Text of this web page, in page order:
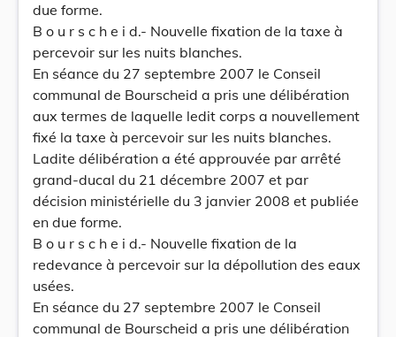
due forme.
B o u r s c h e i d.- Nouvelle fixation de la taxe à
percevoir sur les nuits blanches.
En séance du 27 septembre 2007 le Conseil
communal de Bourscheid a pris une délibération
aux termes de laquelle ledit corps a nouvellement
fixé la taxe à percevoir sur les nuits blanches.
Ladite délibération a été approuvée par arrêté
grand-ducal du 21 décembre 2007 et par
décision ministérielle du 3 janvier 2008 et publiée
en due forme.
B o u r s c h e i d.- Nouvelle fixation de la
redevance à percevoir sur la dépollution des eaux
usées.
En séance du 27 septembre 2007 le Conseil
communal de Bourscheid a pris une délibération